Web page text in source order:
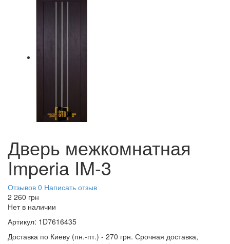
Дверь межкомнатная
Imperia IM-3
Отзывов 0 Написать отзыв
2 260 грн
Нет в наличии
Артикул: 1D7616435
Доставка по Киеву (пн.-пт.) - 270 грн. Срочная доставка,